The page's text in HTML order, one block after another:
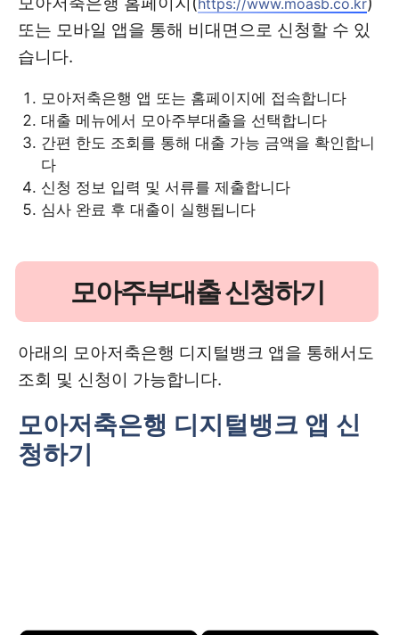
또는 모바일 앱을 통해 비대면으로 신청할 수 있
습니다.
모아저축은행 앱 또는 홈페이지에 접속합니다
대출 메뉴에서 모아주부대출을 선택합니다
간편 한도 조회를 통해 대출 가능 금액을 확인합니
다
신청 정보 입력 및 서류를 제출합니다
심사 완료 후 대출이 실행됩니다
모아주부대출 신청하기
아래의 모아저축은행 디지털뱅크 앱을 통해서도
조회 및 신청이 가능합니다.
모아저축은행 디지털뱅크 앱 신
청하기